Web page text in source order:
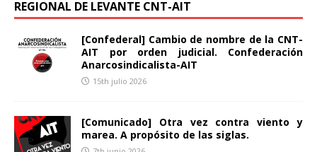
REGIONAL DE LEVANTE CNT-AIT
[Confederal] Cambio de nombre de la CNT-
AIT por orden judicial. Confederación
Anarcosindicalista-AIT
15th julio 2026
[Comunicado] Otra vez contra viento y
marea. A propósito de las siglas.